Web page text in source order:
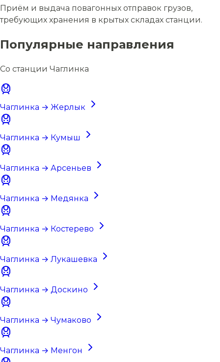
Приём и выдача повагонных отправок грузов,
требующих хранения в крытых складах станции.
Популярные направления
Со станции Чаглинка
Чаглинка → Жерлык
Чаглинка → Кумыш
Чаглинка → Арсеньев
Чаглинка → Медянка
Чаглинка → Костерево
Чаглинка → Лукашевка
Чаглинка → Доскино
Чаглинка → Чумаково
Чаглинка → Менгон